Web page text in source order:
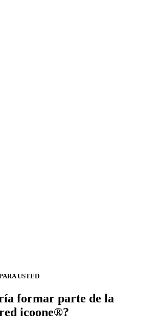
USTED
formar parte de la
icoone®?